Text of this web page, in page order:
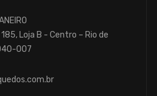
Loja B - Centro – Rio de
007